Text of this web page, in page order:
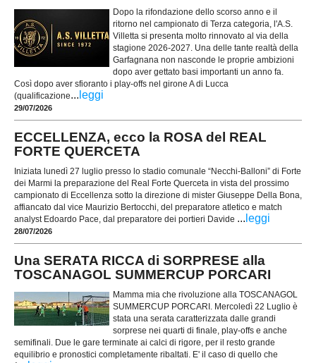
Dopo la rifondazione dello scorso anno e il
ritorno nel campionato di Terza categoria, l'A.S.
Villetta si presenta molto rinnovato al via della
stagione 2026-2027. Una delle tante realtà della
Garfagnana non nasconde le proprie ambizioni
dopo aver gettato basi importanti un anno fa.
Così dopo aver sfioranto i play-offs nel girone A di Lucca
(qualificazione... leggi
29/07/2026
ECCELLENZA, ecco la ROSA del REAL
FORTE QUERCETA
Iniziata lunedì 27 luglio presso lo stadio comunale “Necchi-Balloni” di Forte
dei Marmi la preparazione del Real Forte Querceta in vista del prossimo
campionato di Eccellenza sotto la direzione di mister Giuseppe Della Bona,
affiancato dal vice Maurizio Bertocchi, del preparatore atletico e match
analyst Edoardo Pace, dal preparatore dei portieri Davide ... leggi
28/07/2026
Una SERATA RICCA di SORPRESE alla
TOSCANAGOL SUMMERCUP PORCARI
Mamma mia che rivoluzione alla TOSCANAGOL
SUMMERCUP PORCARI. Mercoledì 22 Luglio è
stata una serata caratterizzata dalle grandi
sorprese nei quarti di finale, play-offs e anche
semifinali. Due le gare terminate ai calci di rigore, per il resto grande
equilibrio e pronostici completamente ribaltati. E' il caso di quello che